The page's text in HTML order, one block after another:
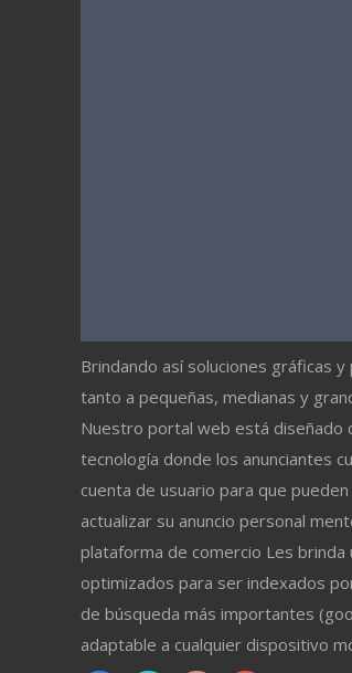
Brindando así soluciones gráficas y
tanto a pequeñas, medianas y
Nuestro portal web está diseñado
tecnología donde los anunciantes
cuenta de usuario para que
actualizar su anuncio personal
plataforma de comercio Les brinda
optimizados para ser indexados
de búsqueda más importantes
adaptable a cualquier dispositivo